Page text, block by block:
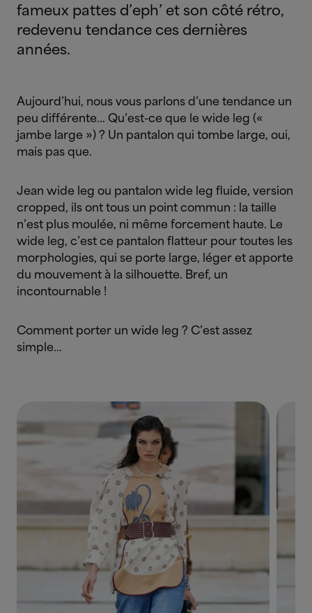
fameux pattes d’eph’ et son côté rétro,
redevenu tendance ces dernières
années.
Aujourd’hui, nous vous parlons d’une tendance un
peu différente… Qu’est-ce que le wide leg («
jambe large ») ? Un pantalon qui tombe large, oui,
mais pas que.
Jean wide leg ou pantalon wide leg fluide, version
cropped, ils ont tous un point commun : la taille
n’est plus moulée, ni même forcement haute. Le
wide leg, c’est ce pantalon flatteur pour toutes les
morphologies, qui se porte large, léger et apporte
du mouvement à la silhouette. Bref, un
incontournable !
Comment porter un wide leg ? C’est assez
simple…